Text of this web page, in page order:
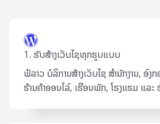
1. ຮັບສ້າງເວັບໄຊທຸກຮູບແບບ
ຟໍລາວ ບໍລິການສ້າງເວັບໄຊ ສຳນັກງານ, ອົ
ຮ້ານຄ້າອອນໄລ໌, ເຮືອນພັກ, ໂຮງແຮມ ແລະ